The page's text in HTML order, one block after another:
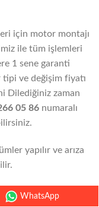
için motor montajı
ile tüm işlemleri
1 sene garanti
tipi ve değişim fiyatı
Dilediğiniz zaman
05 86numaralı
yapılır ve arıza
sökülür ve yeni
WhatsApp